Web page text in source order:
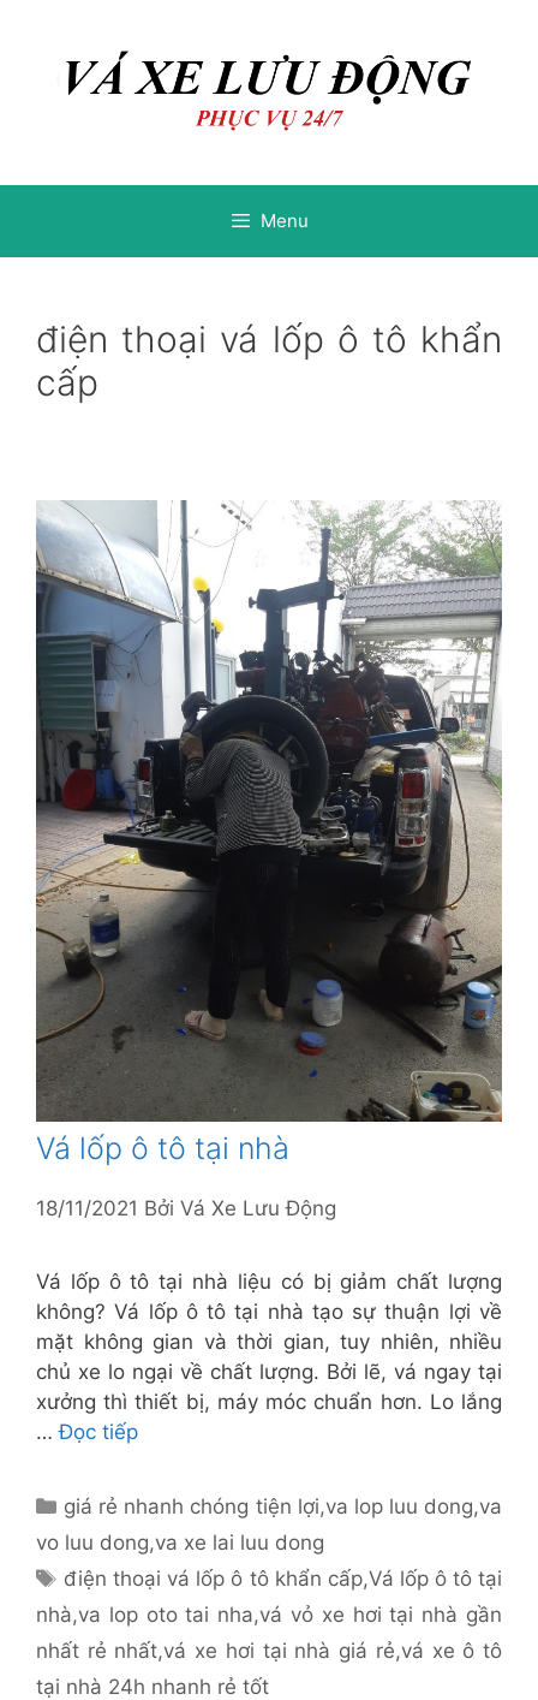
Menu
điện thoại vá lốp ô tô khẩn
cấp
Vá lốp ô tô tại nhà
18/11/2021 Bởi Vá Xe Lưu Động
Vá lốp ô tô tại nhà liệu có bị giảm chất lượng
không? Vá lốp ô tô tại nhà tạo sự thuận lợi về
mặt không gian và thời gian, tuy nhiên, nhiều
chủ xe lo ngại về chất lượng. Bởi lẽ, vá ngay tại
xưởng thì thiết bị, máy móc chuẩn hơn. Lo lắng
…Đọc tiếp
Danh
mục
giá rẻ nhanh chóng tiện lợi,va lop luu dong,va
vo luu dong,va xe lai luu dong
Thẻ
điện thoại vá lốp ô tô khẩn cấp,Vá lốp ô tô tại
nhà,va lop oto tai nha,vá vỏ xe hơi tại nhà gần
nhất rẻ nhất,vá xe hơi tại nhà giá rẻ,vá xe ô tô
tại nhà 24h nhanh rẻ tốt